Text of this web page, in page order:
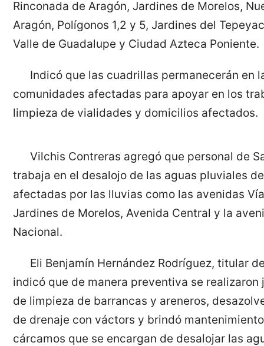
Rinconada de Aragón, Jardines de Morelos,
Aragón, Polígonos 1,2 y 5, Jardines del
Valle de Guadalupe y Ciudad Azteca Poniente.
Indicó que las cuadrillas permanecerán en
comunidades afectadas para apoyar en los
limpieza de vialidades y domicilios afectados.
Vilchis Contreras agregó que personal de
trabaja en el desalojo de las aguas pluviales
afectadas por las lluvias como las avenidas
Jardines de Morelos, Avenida Central y la
Nacional.
Eli Benjamín Hernández Rodríguez, titular
indicó que de manera preventiva se realizaron
de limpieza de barrancas y areneros,
de drenaje con váctors y brindó
cárcamos que se encargan de desalojar las